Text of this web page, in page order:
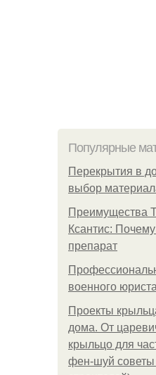
Популярные
Перекрытия в
выбор
Преимущества
Ксантис:
препарат
военного юриста
Проекты
дома. От
крыльцо для
фен-шуй советы